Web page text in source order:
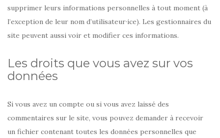
supprimer leurs informations personnelles à tout moment (à
l’exception de leur nom d’utilisateur·ice). Les gestionnaires du
site peuvent aussi voir et modifier ces informations.
Les droits que vous avez sur vos
données
Si vous avez un compte ou si vous avez laissé des
commentaires sur le site, vous pouvez demander à recevoir
un fichier contenant toutes les données personnelles que